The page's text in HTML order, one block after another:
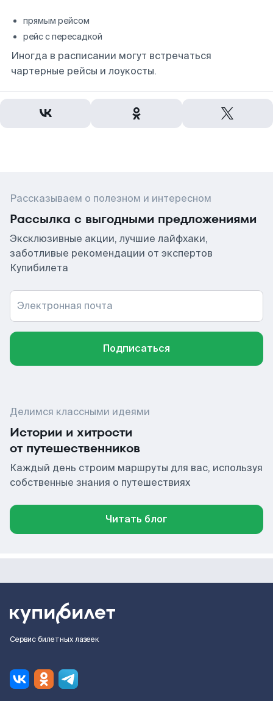
прямым рейсом
рейс с пересадкой
Иногда в расписании могут встречаться
чартерные рейсы и лоукосты.
Рассказываем о полезном и интересном
Рассылка с выгодными предложениями
Эксклюзивные акции, лучшие лайфхаки,
заботливые рекомендации от экспертов
Купибилета
Электронная почта
Подписаться
Делимся классными идеями
Истории и хитрости
от путешественников
Каждый день строим маршруты для вас, используя
собственные знания о путешествиях
Читать блог
Сервис билетных лазеек